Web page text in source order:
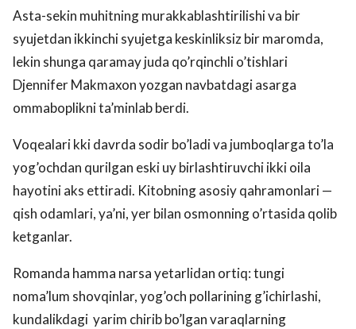
Asta-sekin muhitning murakkablashtirilishi va bir
syujetdan ikkinchi syujetga keskinliksiz bir maromda,
lekin shunga qaramay juda qo’rqinchli o’tishlari
Djennifer Makmaxon yozgan navbatdagi asarga
ommaboplikni ta’minlab berdi.
Voqealari kki davrda sodir bo’ladi va jumboqlarga to’la
yog’ochdan qurilgan eski uy birlashtiruvchi ikki oila
hayotini aks ettiradi. Kitobning asosiy qahramonlari —
qish odamlari, ya’ni, yer bilan osmonning o’rtasida qolib
ketganlar.
Romanda hamma narsa yetarlidan ortiq: tungi
noma’lum shovqinlar, yog’och pollarining g’ichirlashi,
kundalikdagi yarim chirib bo’lgan varaqlarning